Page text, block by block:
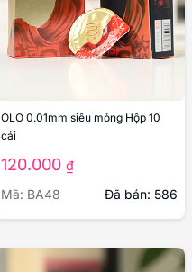
OLO 0.01mm siêu mỏng Hộp 10
cái
120.000 ₫
Mã: BA48
Đã bán: 586